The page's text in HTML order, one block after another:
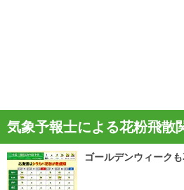
気象予報士による花粉飛散
ゴールデンウィーク